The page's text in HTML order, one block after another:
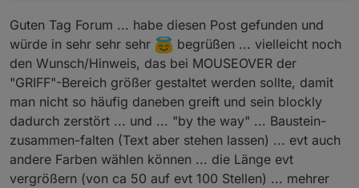
Guten Tag Forum ... habe diesen Post gefunden und
würde in sehr sehr sehr
begrüßen ... vielleicht noch
den Wunsch/Hinweis, das bei MOUSEOVER der
"GRIFF"-Bereich größer gestaltet werden sollte, damit
man nicht so häufig daneben greift und sein blockly
dadurch zerstört ... und ... "by the way" ... Baustein-
zusammen-falten (Text aber stehen lassen) ... evt auch
andere Farben wählen können ... die Länge evt
vergrößern (von ca 50 auf evt 100 Stellen) ... mehrer